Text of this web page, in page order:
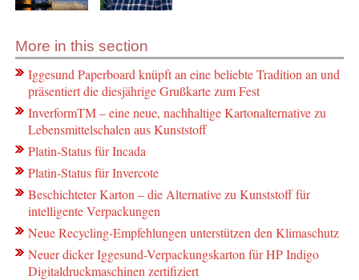
More in this section
Iggesund Paperboard knüpft an eine beliebte Tradition an und
präsentiert die diesjährige Grußkarte zum Fest
InverformTM – eine neue, nachhaltige Kartonalternative zu
Lebensmittelschalen aus Kunststoff
Platin-Status für Incada
Platin-Status für Invercote
Beschichteter Karton – die Alternative zu Kunststoff für
intelligente Verpackungen
Neue Recycling-Empfehlungen unterstützen den Klimaschutz
Neuer dicker Iggesund-Verpackungskarton für HP Indigo
Digitaldruckmaschinen zertifiziert